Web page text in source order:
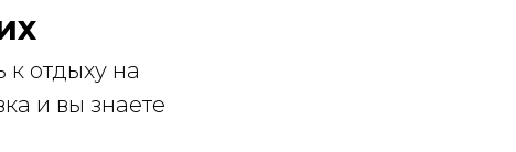
к отдыху на
и вы знаете